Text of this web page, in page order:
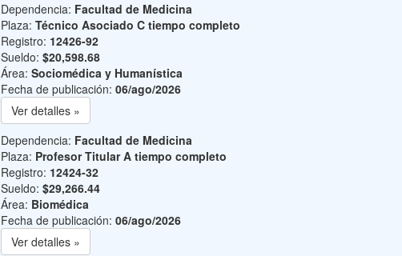
Dependencia: Facultad de Medicina
Plaza: Técnico Asociado C tiempo completo
Registro: 12426-92
Sueldo: $20,598.68
Área: Sociomédica y Humanística
Fecha de publicación: 06/ago/2026
Ver detalles »
Dependencia: Facultad de Medicina
Plaza: Profesor Titular A tiempo completo
Registro: 12424-32
Sueldo: $29,266.44
Área: Biomédica
Fecha de publicación: 06/ago/2026
Ver detalles »